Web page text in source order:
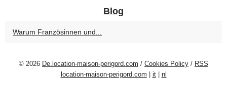
Blog
Warum Französinnen und...
© 2026 De.location-maison-perigord.com / Cookies Policy / RSS
location-maison-perigord.com
it| nl